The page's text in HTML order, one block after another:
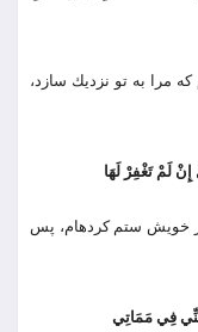
مرا به تو نزديك سازد،
لَمْ تَغْفِرْ لَهَا
بر خويش ستم كرده‏ام، پس
فِي مَمَاتِي